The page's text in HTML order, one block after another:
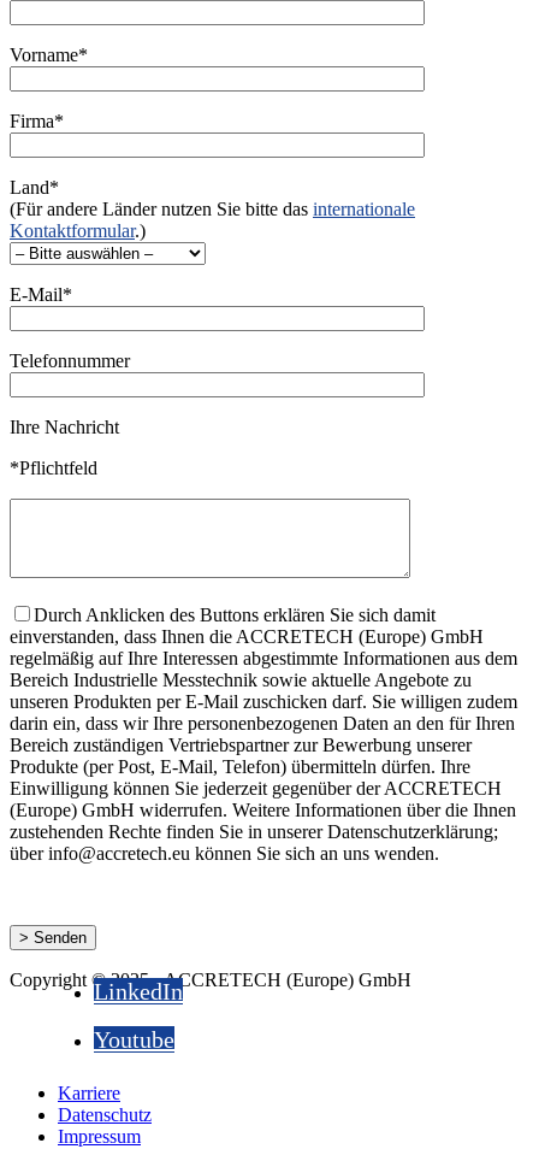
Vorname*
Firma*
Land*
(Für andere Länder nutzen Sie bitte das internationale
Kontaktformular.)
E-Mail*
Telefonnummer
Ihre Nachricht
*Pflichtfeld
Durch Anklicken des Buttons erklären Sie sich damit
einverstanden, dass Ihnen die ACCRETECH (Europe) GmbH
regelmäßig auf Ihre Interessen abgestimmte Informationen aus dem
Bereich Industrielle Messtechnik sowie aktuelle Angebote zu
unseren Produkten per E-Mail zuschicken darf. Sie willigen zudem
darin ein, dass wir Ihre personenbezogenen Daten an den für Ihren
Bereich zuständigen Vertriebspartner zur Bewerbung unserer
Produkte (per Post, E-Mail, Telefon) übermitteln dürfen. Ihre
Einwilligung können Sie jederzeit gegenüber der ACCRETECH
(Europe) GmbH widerrufen. Weitere Informationen über die Ihnen
zustehenden Rechte finden Sie in unserer Datenschutzerklärung;
über info@accretech.eu können Sie sich an uns wenden.
Copyright © 2025 - ACCRETECH (Europe) GmbH
LinkedIn
Youtube
Karriere
Datenschutz
Impressum